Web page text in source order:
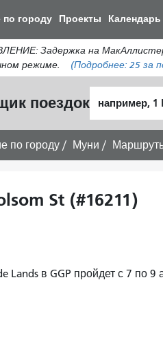
городу Проекты Календарь
Задержка на МакАллистере
режиме.
(Подробнее: 25 за
поездок
по городу Муни
St (#16211)
Lands в GGP пройдет с 7 по 9